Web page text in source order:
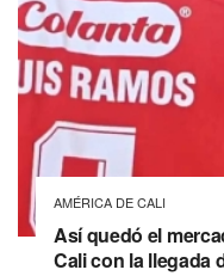
AMÉRICA DE CALI
Así quedó el
Cali con la llegada